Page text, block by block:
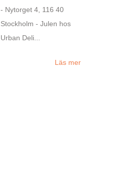
- Nytorget 4, 116 40
Stockholm - Julen hos
Urban Deli...
Läs mer